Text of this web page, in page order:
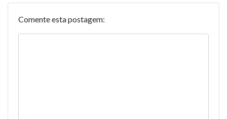
Comente esta postagem: